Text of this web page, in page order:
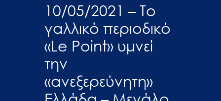
10/05/2021 – Το
γαλλικό περιοδικό
«Le Point» υμνεί
την
«ανεξερεύνητη»